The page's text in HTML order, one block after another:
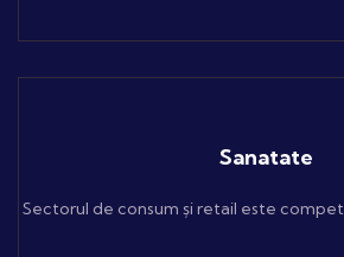
Sanatate
Sectorul de consum și retail este